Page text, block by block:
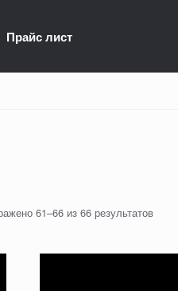
Прайс лист
61–66 из 66 результатов